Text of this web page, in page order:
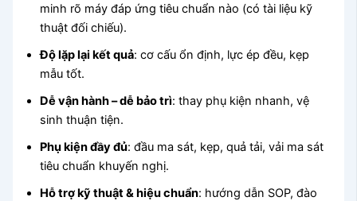
minh rõ máy đáp ứng tiêu chuẩn nào (có tài liệu kỹ
thuật đối chiếu).
Độ lặp lại kết quả: cơ cấu ổn định, lực ép đều, kẹp
mẫu tốt.
Dễ vận hành – dễ bảo trì: thay phụ kiện nhanh, vệ
sinh thuận tiện.
Phụ kiện đầy đủ: đầu ma sát, kẹp, quả tải, vải ma sát
tiêu chuẩn khuyến nghị.
Hỗ trợ kỹ thuật & hiệu chuẩn: hướng dẫn SOP, đào